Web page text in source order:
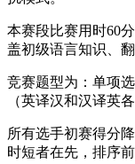
本赛段比赛用时60
盖初级语言知识、
竞赛题型为：单项
（英译汉和汉译英
所有选手初赛得分
时短者在先，排序